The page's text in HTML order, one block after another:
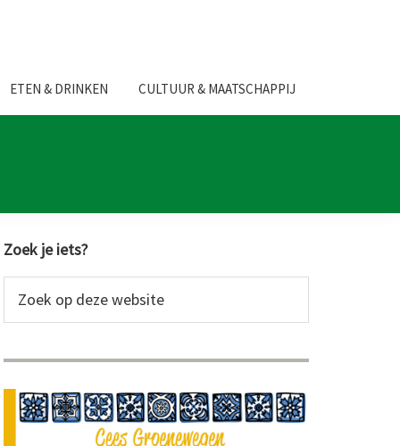
ETEN & DRINKEN CULTUUR & MAATSCHAPPIJ
Primaire
Sidebar
Zoek je iets?
op
website